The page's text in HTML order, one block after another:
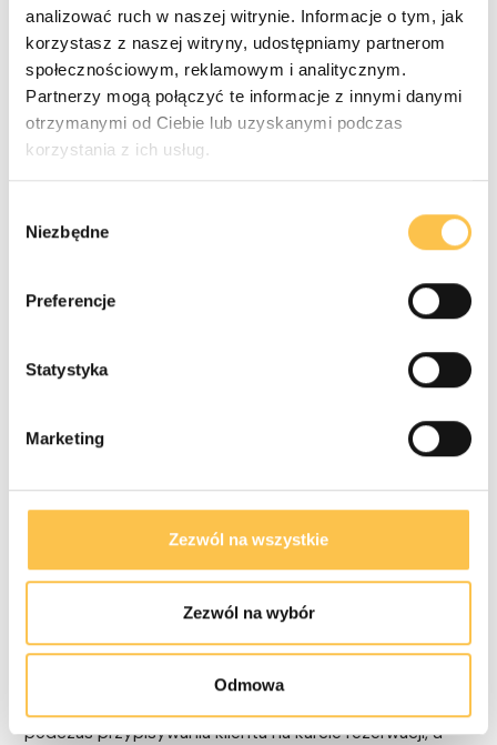
analizować ruch w naszej witrynie. Informacje o tym, jak
korzystasz z naszej witryny, udostępniamy partnerom
społecznościowym, reklamowym i analitycznym.
Partnerzy mogą połączyć te informacje z innymi danymi
otrzymanymi od Ciebie lub uzyskanymi podczas
korzystania z ich usług.
zgody
Niezbędne
Preferencje
Statystyka
Marketing
Zezwól na wszystkie
Zezwól na wybór
Odmowa
Kurs, po jakim następuje przewalutowanie, jest
pobierany z tabeli kursów, z jednoczesną możliwością
manualnej modyfikacji.
Jak automatycznie przypisać
walutę do rezerwacji
składanych w panelu?
Wszystkierezerwacje panelowe są automatycznie
składane w walucie bazowej panelu
podczas przypisywania klienta na karcie rezerwacji, u